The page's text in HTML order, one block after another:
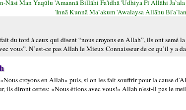
Nāsi Man Yaqūlu 'Āmannā Billāhi Fa'idhā 'Ūdhiya Fī Allāhi
'Innā Kunnā Ma`akum 'Awalaysa Allāhu
du tord à ceux qui disent “nous croyons en Allah”, ils ont semé
vous”. N’est-ce pas Allah le Mieux Connaisseur de ce qu’il y a
croyons en Allah» puis, si on les fait souffrir pour la cause
ils diront certes: «Nous étions avec vous!» Allah n'est-Il pas le